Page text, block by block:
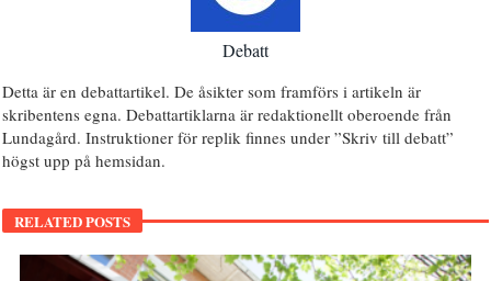
Debatt
Detta är en debattartikel. De åsikter som framförs i artikeln är
skribentens egna. Debattartiklarna är redaktionellt oberoende från
Lundagård. Instruktioner för replik finnes under ”Skriv till debatt”
högst upp på hemsidan.
RELATED POSTS